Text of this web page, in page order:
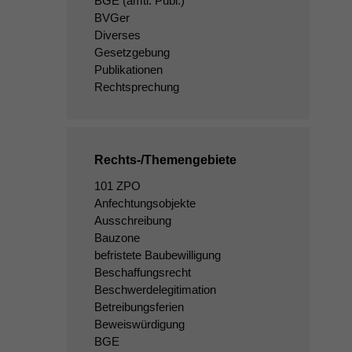
BVGer
Diverses
Gesetzgebung
Publikationen
Rechtsprechung
Rechts-/Themengebiete
101 ZPO
Anfechtungsobjekte
Ausschreibung
Bauzone
befristete Baubewilligung
Beschaffungsrecht
Beschwerdelegitimation
Betreibungsferien
Beweiswürdigung
BGE